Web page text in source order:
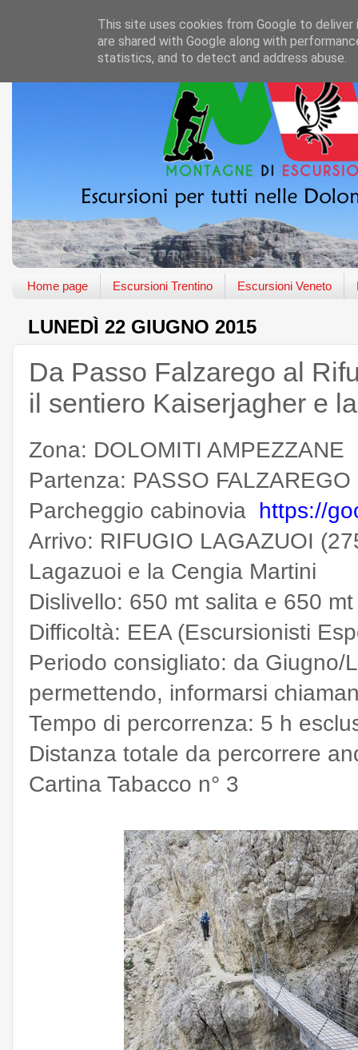
Home page Escursioni Trentino Escursioni Veneto
LUNEDÌ 22 GIUGNO 2015
Da Passo Falzarego al
il sentiero Kaiserjagher e
Zona: DOLOMITI AMPEZZANE
Partenza: PASSO
Parcheggio cabinovia https://
Arrivo: RIFUGIO LAGAZUOI
Lagazuoi e la Cengia Martini
Dislivello: 650 mt salita e 650
Difficoltà: EEA (Escursionisti
Periodo consigliato: da Giugno/
permettendo, informarsi
Tempo di percorrenza: 5 h
Distanza totale da percorrere
Cartina Tabacco n° 3
This site uses cookies from Google to
are shared with Google along with
statistics, and to detect and address abuse.